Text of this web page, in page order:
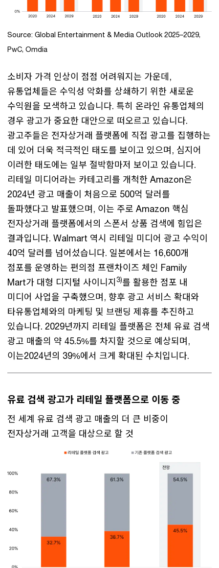
Source: Global Entertainment & Media Outlook 2025–2029,
PwC, Omdia
소비자 가격 인상이 점점 어려워지는 가운데,
유통업체들은 수익성 악화를 상쇄하기 위한 새로운
수익원을 모색하고 있습니다. 특히 온라인 유통업체의
경우 광고가 중요한 대안으로 떠오르고 있습니다.
광고주들은 전자상거래 플랫폼에 직접 광고를 집행하는
데 있어 더욱 적극적인 태도를 보이고 있으며, 심지어
이러한 태도에는 일부 절박함마저 보이고 있습니다.
리테일 미디어라는 카테고리를 개척한 Amazon은
2024년 광고 매출이 처음으로 500억 달러를
돌파했다고 발표했으며, 이는 주로 Amazon 핵심
전자상거래 플랫폼에서의 스폰서 상품 검색에 힘입은
결과입니다. Walmart 역시 리테일 미디어 광고 수익이
40억 달러를 넘어섰습니다. 일본에서는 16,600개
점포를 운영하는 편의점 프랜차이즈 체인 Family
Mart가 대형 디지털 사이니지 3)를 활용한 점포 내
미디어 사업을 구축했으며, 향후 광고 서비스 확대와
타유통업체와의 마케팅 및 브랜딩 제휴를 추진하고
있습니다. 2029년까지 리테일 플랫폼은 전체 유료 검색
광고 매출의 약 45.5%를 차지할 것으로 예상되며,
이는2024년의 39%에서 크게 확대된 수치입니다.
유료 검색 광고가 리테일 플랫폼으로 이동 중
전 세계 유료 검색 광고 매출의 더 큰 비중이
전자상거래 고객을 대상으로 할 것